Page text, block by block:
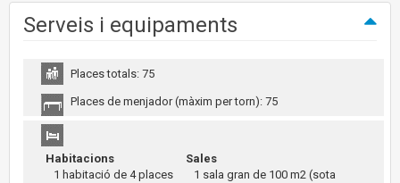
Serveis i equipaments
Places totals: 75
Places de menjador (màxim per torn): 75
Habitacions
1 habitació de 4 places
Sales
1 sala gran de 100 m2 (sota